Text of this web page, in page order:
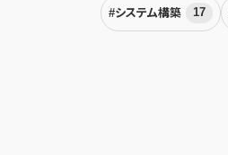
#システム構築 17